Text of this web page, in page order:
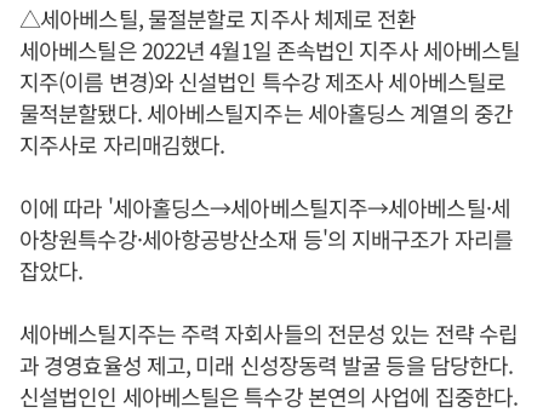
△세아베스틸, 물절분할로 지주사 체제로 전환
세아베스틸은 2022년 4월1일 존속법인 지주사 세아베스틸
지주(이름 변경)와 신설법인 특수강 제조사 세아베스틸로
물적분할됐다. 세아베스틸지주는 세아홀딩스 계열의 중간
지주사로 자리매김했다.
이에 따라 '세아홀딩스→세아베스틸지주→세아베스틸·세
아창원특수강·세아항공방산소재 등'의 지배구조가 자리를
잡았다.
세아베스틸지주는 주력 자회사들의 전문성 있는 전략 수립
과 경영효율성 제고, 미래 신성장동력 발굴 등을 담당한다.
신설법인인 세아베스틸은 특수강 본연의 사업에 집중한다.